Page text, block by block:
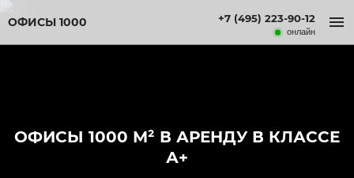
ОФИСЫ 1000 +7 (495) 223-90-12
онлайн
ОФИСЫ 1000 М² В АРЕНДУ В КЛАССЕ
А+